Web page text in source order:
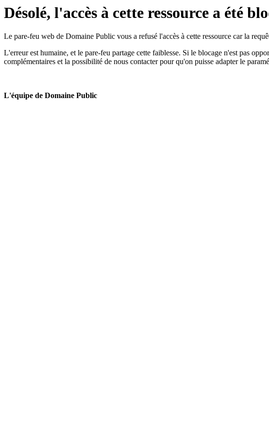
Désolé, l'accès à cette ressource a été
Le pare-feu web de Domaine Public vous a refusé l'accès à cette ressource car la
L'erreur est humaine, et le pare-feu partage cette faiblesse. Si le blocage n'est pas
complémentaires et la possibilité de nous contacter pour qu'on puisse adapter le
L'équipe de Domaine Public